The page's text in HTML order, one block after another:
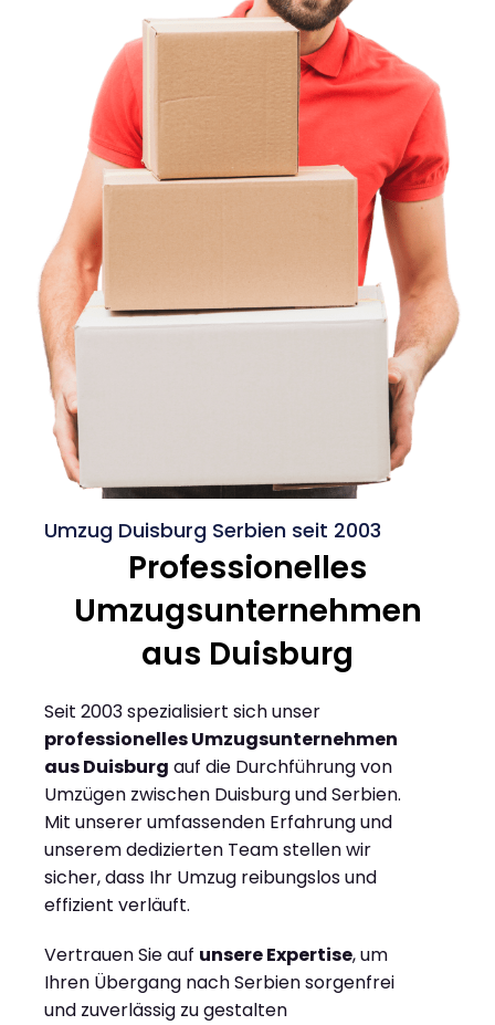
Umzug Duisburg Serbien seit 2003
Professionelles
Umzugsunternehmen
aus Duisburg
Seit 2003 spezialisiert sich unser
professionelles Umzugsunternehmen
aus Duisburg auf die Durchführung von
Umzügen zwischen Duisburg und Serbien.
Mit unserer umfassenden Erfahrung und
unserem dedizierten Team stellen wir
sicher, dass Ihr Umzug reibungslos und
effizient verläuft.
Vertrauen Sie auf unsere Expertise, um
Ihren Übergang nach Serbien sorgenfrei
und zuverlässig zu gestalten